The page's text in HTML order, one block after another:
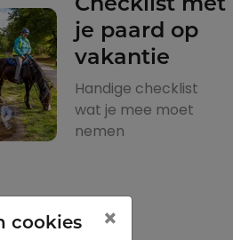
Checklist met
je paard op
vakantie
Handige checklist
wat je mee moet
nemen
cookies ×